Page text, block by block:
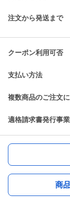
注文から発送まで
クーポン利用可否
支払い方法
複数商品のご注文
適格請求書発行事
商